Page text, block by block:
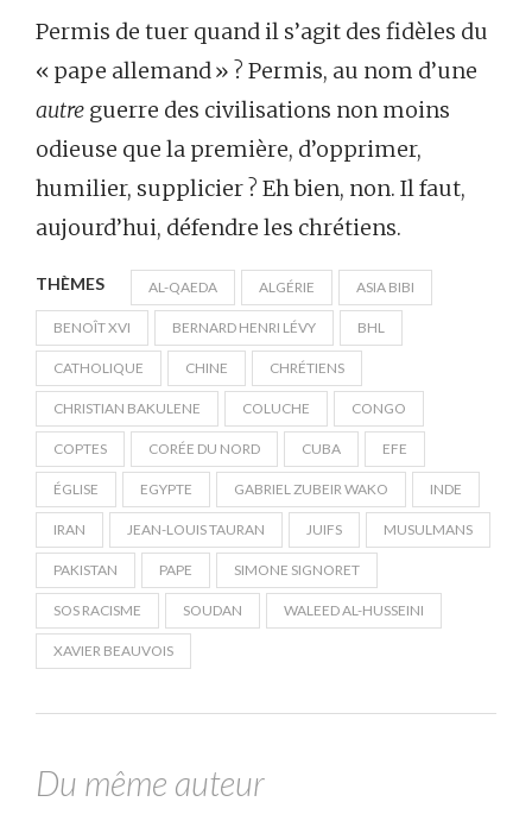
Permis de tuer quand il s’agit des fidèles du
« pape allemand » ? Permis, au nom d’une
autre guerre des civilisations non moins
odieuse que la première, d’opprimer,
humilier, supplicier ? Eh bien, non. Il faut,
aujourd’hui, défendre les chrétiens.
THÈMES AL-QAEDA ALGÉRIE ASIA BIBI
BENOÎT XVI BERNARD HENRI LÉVY BHL
CATHOLIQUE CHINE CHRÉTIENS
CHRISTIAN BAKULENE COLUCHE CONGO
COPTES CORÉE DU NORD CUBA EFE
ÉGLISE EGYPTE GABRIEL ZUBEIR WAKO INDE
IRAN JEAN-LOUIS TAURAN JUIFS MUSULMANS
PAKISTAN PAPE SIMONE SIGNORET
SOS RACISME SOUDAN WALEED AL-HUSSEINI
XAVIER BEAUVOIS
Du même auteur